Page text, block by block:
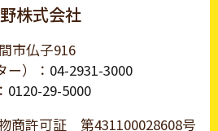
株式会社
市仏子916
）： 04-2931-3000
0120-29-5000
商許可証 第431100028608号